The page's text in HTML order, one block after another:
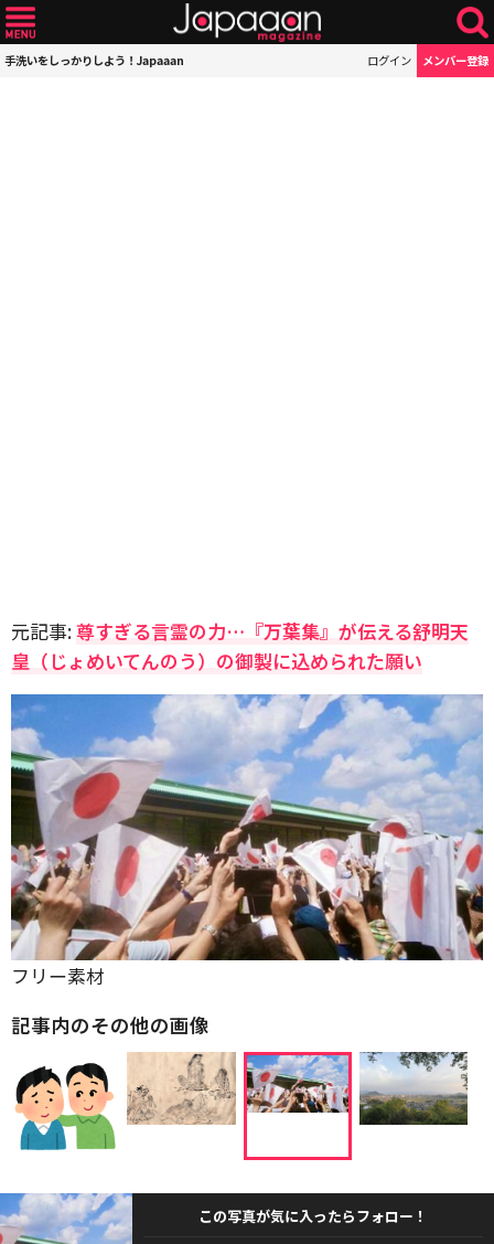
手洗いをしっかりしよう！Japaaan ログイン メンバー登録
元記事:尊すぎる言霊の力…『万葉集』が伝える舒明天
皇（じょめいてんのう）の御製に込められた願い
フリー素材
記事内のその他の画像
この写真が気に入ったらフォロー！